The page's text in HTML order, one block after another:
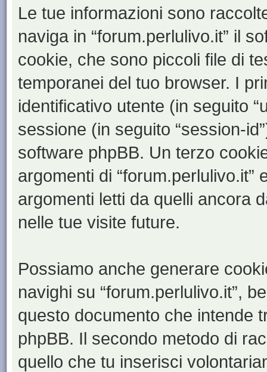
Le tue informazioni sono
naviga in “forum.perlulivo.it” il
cookie, che sono piccoli file di
temporanei del tuo browser. I
identificativo utente (in seguito
sessione (in seguito “session-
software phpBB. Un terzo
argomenti di
argomenti letti da quelli ancora
nelle tue visite future.
Possiamo anche generare
navighi su “forum.perlulivo.it”,
questo documento che intende
phpBB. Il secondo metodo di
quello che tu inserisci